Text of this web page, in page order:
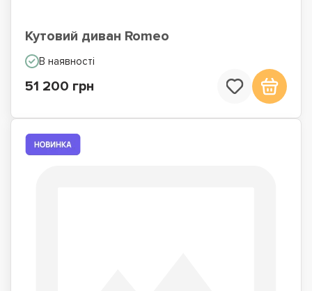
Кутовий диван Romeo
В наявності
51 200 грн